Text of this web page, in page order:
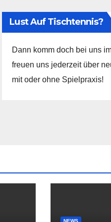
Lust Auf Tischtennis?
Dann komm doch bei uns
freuen uns jederzeit über
mit oder ohne Spielpraxis!
NEWS